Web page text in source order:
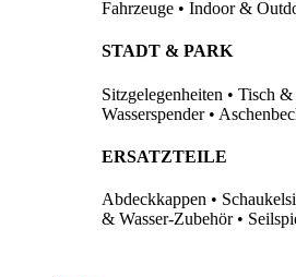
Fahrzeuge • Indoor &
STADT & PARK
Sitzgelegenheiten • Tisch
Wasserspender •
ERSATZTEILE
Abdeckkappen •
& Wasser-Zubehör •